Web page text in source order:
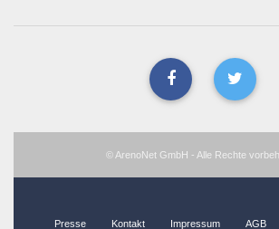
© ArenoNet GmbH - Alle Rechte
Presse Kontakt Impressum AGB